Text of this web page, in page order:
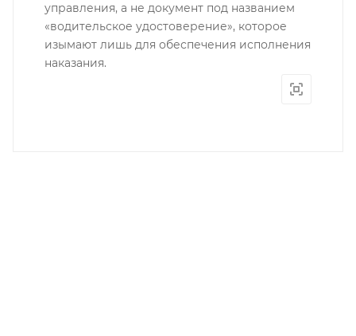
управления, а не документ под названием
«водительское удостоверение», которое
изымают лишь для обеспечения исполнения
наказания.